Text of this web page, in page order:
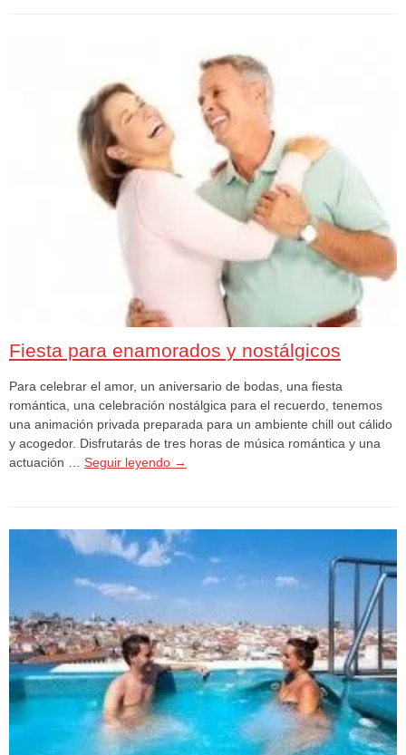
Fiesta para enamorados y nostálgicos
Para celebrar el amor, un aniversario de bodas, una fiesta
romántica, una celebración nostálgica para el recuerdo, tenemos
una animación privada preparada para un ambiente chill out cálido
y acogedor. Disfrutarás de tres horas de música romántica y una
actuación … Seguir leyendo →